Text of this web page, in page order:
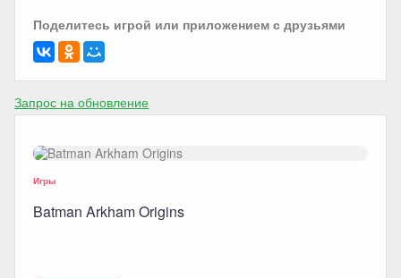
Поделитесь игрой или приложением с друзьями
Запрос на обновление
Игры
Batman Arkham Origins